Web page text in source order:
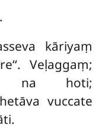
kāriyaṃ
Veḷaggaṃ;
na hoti;
vuccate